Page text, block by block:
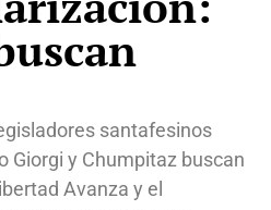
santafesinos
Giorgi y Chumpitaz buscan
Avanza y el